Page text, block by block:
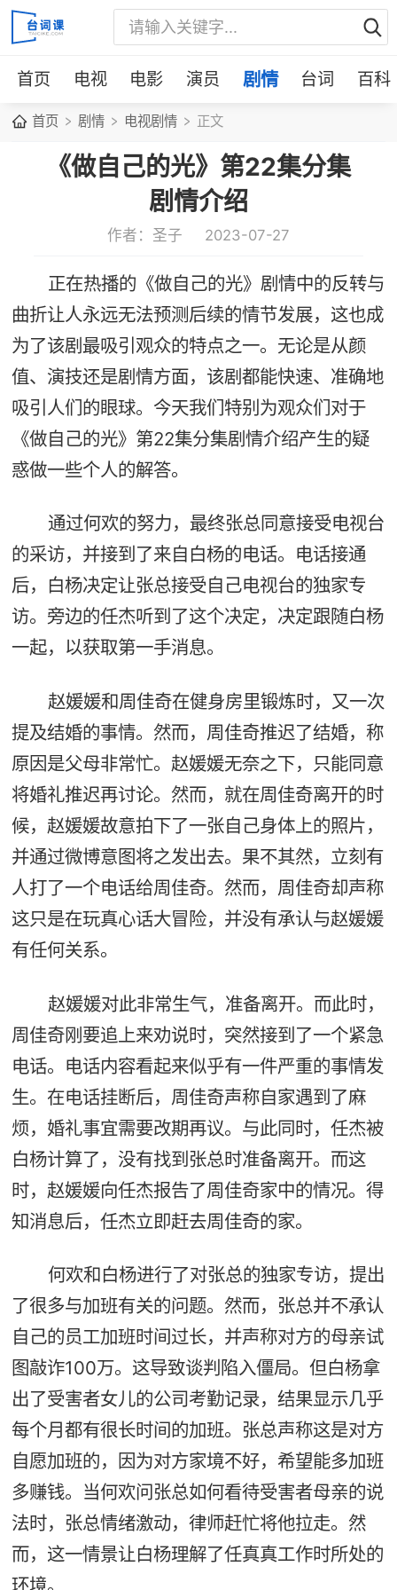
首页 电视 电影 演员 剧情 台词 百科
首页 剧情 电视剧情 正文
《做自己的光》第22集分集
剧情介绍
作者：圣子 2023-07-27
正在热播的《做自己的光》剧情中的反转与
曲折让人永远无法预测后续的情节发展，这也成
为了该剧最吸引观众的特点之一。无论是从颜
值、演技还是剧情方面，该剧都能快速、准确地
吸引人们的眼球。今天我们特别为观众们对于
《做自己的光》第22集分集剧情介绍产生的疑
惑做一些个人的解答。
通过何欢的努力，最终张总同意接受电视台
的采访，并接到了来自白杨的电话。电话接通
后，白杨决定让张总接受自己电视台的独家专
访。旁边的任杰听到了这个决定，决定跟随白杨
一起，以获取第一手消息。
赵媛媛和周佳奇在健身房里锻炼时，又一次
提及结婚的事情。然而，周佳奇推迟了结婚，称
原因是父母非常忙。赵媛媛无奈之下，只能同意
将婚礼推迟再讨论。然而，就在周佳奇离开的时
候，赵媛媛故意拍下了一张自己身体上的照片，
并通过微博意图将之发出去。果不其然，立刻有
人打了一个电话给周佳奇。然而，周佳奇却声称
这只是在玩真心话大冒险，并没有承认与赵媛媛
有任何关系。
赵媛媛对此非常生气，准备离开。而此时，
周佳奇刚要追上来劝说时，突然接到了一个紧急
电话。电话内容看起来似乎有一件严重的事情发
生。在电话挂断后，周佳奇声称自家遇到了麻
烦，婚礼事宜需要改期再议。与此同时，任杰被
白杨计算了，没有找到张总时准备离开。而这
时，赵媛媛向任杰报告了周佳奇家中的情况。得
知消息后，任杰立即赶去周佳奇的家。
何欢和白杨进行了对张总的独家专访，提出
了很多与加班有关的问题。然而，张总并不承认
自己的员工加班时间过长，并声称对方的母亲试
图敲诈100万。这导致谈判陷入僵局。但白杨拿
出了受害者女儿的公司考勤记录，结果显示几乎
每个月都有很长时间的加班。张总声称这是对方
自愿加班的，因为对方家境不好，希望能多加班
多赚钱。当何欢问张总如何看待受害者母亲的说
法时，张总情绪激动，律师赶忙将他拉走。然
而，这一情景让白杨理解了任真真工作时所处的
环境。